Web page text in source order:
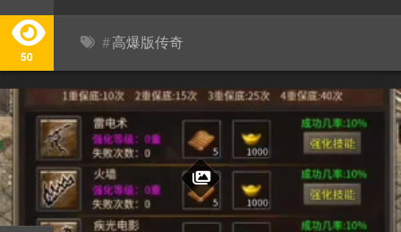
50
#高爆版传奇